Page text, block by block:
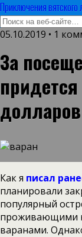
Приключения вятского
05.10.2019 • 1
За
долларов
Как я писал
планировали
популярный
проживающими
варанами.